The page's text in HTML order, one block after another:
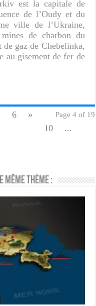
est la capitale de
de l’Oudy et du
ville de l’Ukraine,
de charbon du
de gaz de Chebelinka,
au gisement de fer de
Page 4 of 19
6
»
10
...
thème :